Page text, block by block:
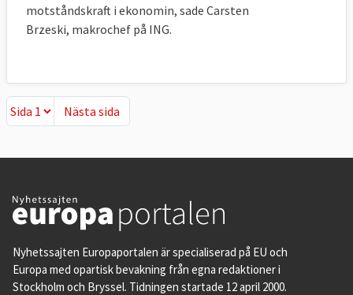
motståndskraft i ekonomin, sade Carsten
Brzeski, makrochef på ING.
Nästa sida
Nästa sida
Nyhetssajten Europaportalen är specialiserad på EU och
Europa med opartisk bevakning från egna redaktioner i
Stockholm och Bryssel. Tidningen startade 12 april 2000.